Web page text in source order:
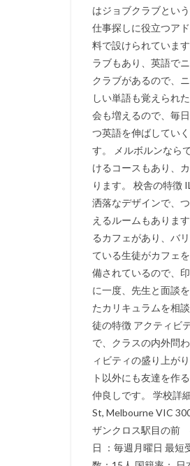
はジョブクラブとい
仕事探しに役立つア
料で設けられていま
ラブもあり、英語で
クラブがあるので、
しい単語も覚えられ
会も増えるので、毎
つ英語を伸ばしてい
す。 メルボルンなら
けるコースもあり、
ります。 校舎の特徴
洒落なデザインで、
えるルームもありま
るカフェがあり、バ
ている生徒がカフェ
備されているので、
に一度、先生と面談
たカリキュラムを相
徒の特徴 アクティビ
で、クラスの内外問
ィビティの盛り上が
ト以外にも友達を作
仲良しです。 学校詳
St, Melbourne VIC
ザンクロス駅目の前
日 ：毎週月曜日 最短